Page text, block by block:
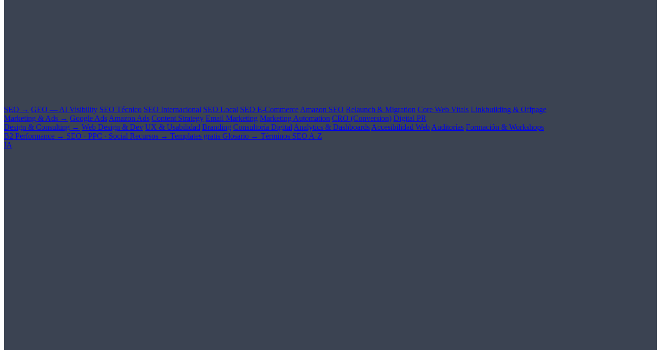
SEO → GEO — AI Visibility SEO Técnico SEO Internacional SEO Local SEO E-Commerce Amazon SEO Relaunch & Migration Core Web Vitals Linkbuilding & Offpage
Marketing & Ads → Google Ads Amazon Ads Content Strategy Email Marketing Marketing Automation CRO (Conversion) Digital PR
Design & Consulting → Web Design & Dev UX & Usabilidad Branding Consultoría Digital Analytics & Dashboards Accesibilidad Web Auditorías Formación & Workshops
B2 Performance → SEO · PPC · Social Recursos → Templates gratis Glosario → Términos SEO A-Z
IA